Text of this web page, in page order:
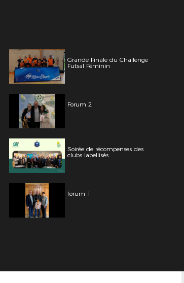
Grande Finale du Challenge
Futsal Féminin
Forum 2
Soirée de récompenses des
clubs labellisés
forum 1